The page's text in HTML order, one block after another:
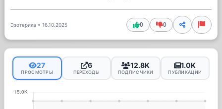
Эзотерика • 16.10.2025 0 0
27
ПРОСМОТРЫ
6
ПЕРЕХОДЫ
12.8K
ПОДПИСЧИКИ
1.0K
ПУБЛИКАЦИИ